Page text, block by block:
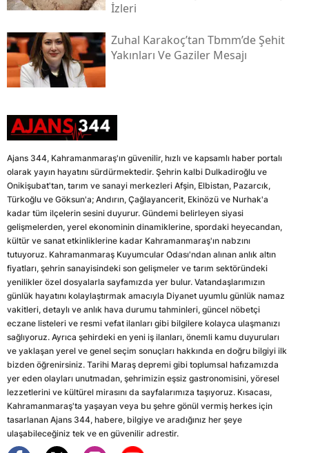
İzleri
Zuhal Karakoç’tan Tbmm’de Şehit
Yakınları Ve Gaziler Mesajı
Ajans 344, Kahramanmaraş'ın güvenilir, hızlı ve kapsamlı haber portalı
olarak yayın hayatını sürdürmektedir. Şehrin kalbi Dulkadiroğlu ve
Onikişubat'tan, tarım ve sanayi merkezleri Afşin, Elbistan, Pazarcık,
Türkoğlu ve Göksun'a; Andırın, Çağlayancerit, Ekinözü ve Nurhak'a
kadar tüm ilçelerin sesini duyurur. Gündemi belirleyen siyasi
gelişmelerden, yerel ekonominin dinamiklerine, spordaki heyecandan,
kültür ve sanat etkinliklerine kadar Kahramanmaraş'ın nabzını
tutuyoruz. Kahramanmaraş Kuyumcular Odası'ndan alınan anlık altın
fiyatları, şehrin sanayisindeki son gelişmeler ve tarım sektöründeki
yenilikler özel dosyalarla sayfamızda yer bulur. Vatandaşlarımızın
günlük hayatını kolaylaştırmak amacıyla Diyanet uyumlu günlük namaz
vakitleri, detaylı ve anlık hava durumu tahminleri, güncel nöbetçi
eczane listeleri ve resmi vefat ilanları gibi bilgilere kolayca ulaşmanızı
sağlıyoruz. Ayrıca şehirdeki en yeni iş ilanları, önemli kamu duyuruları
ve yaklaşan yerel ve genel seçim sonuçları hakkında en doğru bilgiyi ilk
bizden öğrenirsiniz. Tarihi Maraş depremi gibi toplumsal hafızamızda
yer eden olayları unutmadan, şehrimizin eşsiz gastronomisini, yöresel
lezzetlerini ve kültürel mirasını da sayfalarımıza taşıyoruz. Kısacası,
Kahramanmaraş'ta yaşayan veya bu şehre gönül vermiş herkes için
tasarlanan Ajans 344, habere, bilgiye ve aradığınız her şeye
ulaşabileceğiniz tek ve en güvenilir adrestir.